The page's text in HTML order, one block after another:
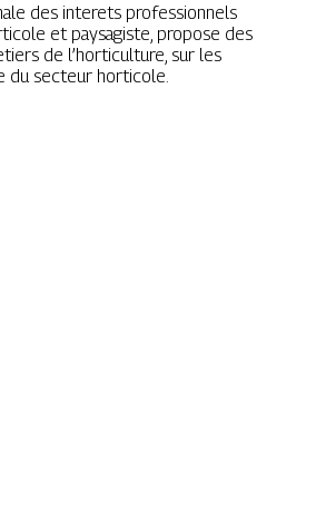
des interets professionnels
et paysagiste, propose des
de l’horticulture, sur les
du secteur horticole.